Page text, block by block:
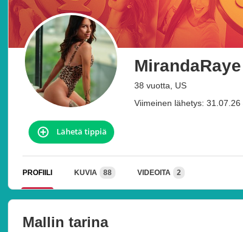
MirandaRaye
38 vuotta, US
Viimeinen lähetys: 31.07.26
Lähetä tippiä
PROFIILI KUVIA 88 VIDEOITA 2
Mallin tarina